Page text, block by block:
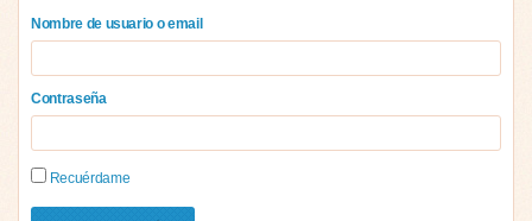
Nombre de usuario o email
Contraseña
Recuérdame